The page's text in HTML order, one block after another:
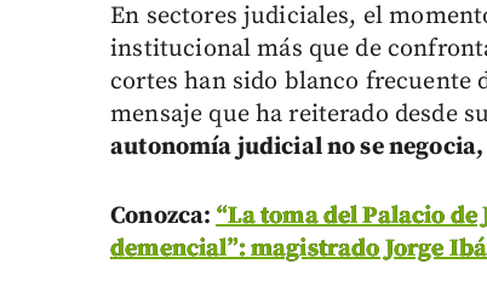
En sectores judiciales, el
institucional más que de
cortes han sido blanco frecuente
mensaje que ha reiterado desde
autonomía judicial no se
Conozca:“La toma del Palacio
demencial”: magistrado Jorge